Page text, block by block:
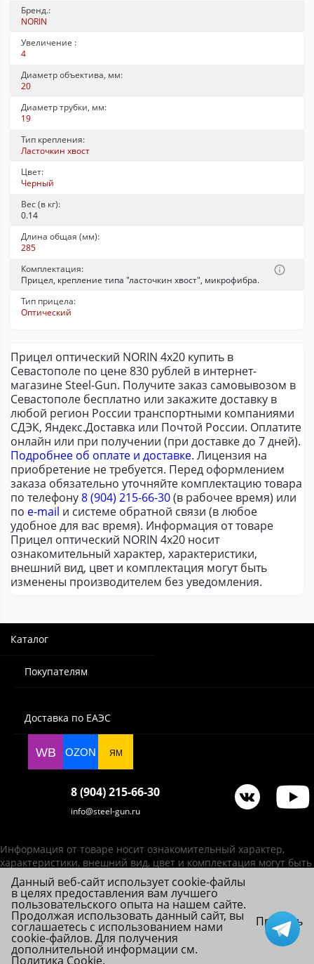
Бренд.:
NORIN
Увеличение :
4
Диаметр объектива, мм:
20
Диаметр трубки, мм:
19
Тип крепления:
Ласточкин хвост
Цвет:
Черный
Вес (в кг):
0.14
Длина общая (мм):
285
Комплектация:
Прицел, крепление типа "ласточкин хвост", микрофибра.
Тип прицела:
Оптический
Прицел оптический NORIN 4х20 купить в
Севастополе по цене 830 рублей в интернет-
магазине Steel-Gun. Получите заказ самовывозом в
Севастополе бесплатно или закажите доставку в
любой регион России транспортными компаниями
СДЭК, Яндекс.Доставка или Почтой России. Оплатите
онлайн или при получении (при доставке до 7 дней).
Подробнее об оплате и доставке. Лицензия на
приобретение не требуется. Перед оформлением
заказа обязательно уточняйте комплектацию товара
по телефону8 (904) 215-66-30(в рабочее время) или
по e-mail и системе обратной связи (в любое
удобное для вас время). Информация от товаре
Прицел оптический NORIN 4х20 носит
ознакомительный характер, характеристики,
внешний вид, цвет и комплектация могут быть
изменены производителем без уведомления.
Каталог
Покупателям
Доставка по ЕАЭС
WB OZON ЯМ
8 (904) 215-66-30
info@steel-gun.ru
Информация от товаре носит ознакомительный характер,
характеристики, внешний вид, цвет и комплектация могут быть
изменены производителем без уведомления.
ИП Фролова А. В., ОГРНИП 314784720200492
© 2026 Steel-Gun (Стил Ган) - оптовый интернет-магазин ножей, пневматики,
товаров для страйкбола и туризма.
Данный веб-сайт использует cookie-файлы
в целях предоставления вам лучшего
пользовательского опыта на нашем сайте.
Продолжая использовать данный сайт, вы
соглашаетесь с использованием нами
cookie-файлов. Для получения
дополнительной информации см.
Политика Cookie.
Принять